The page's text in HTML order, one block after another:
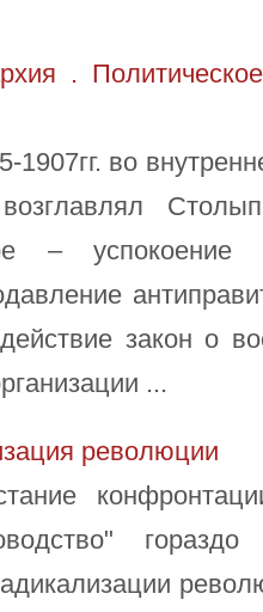
.
во
– успокоение
закон о
...
революции